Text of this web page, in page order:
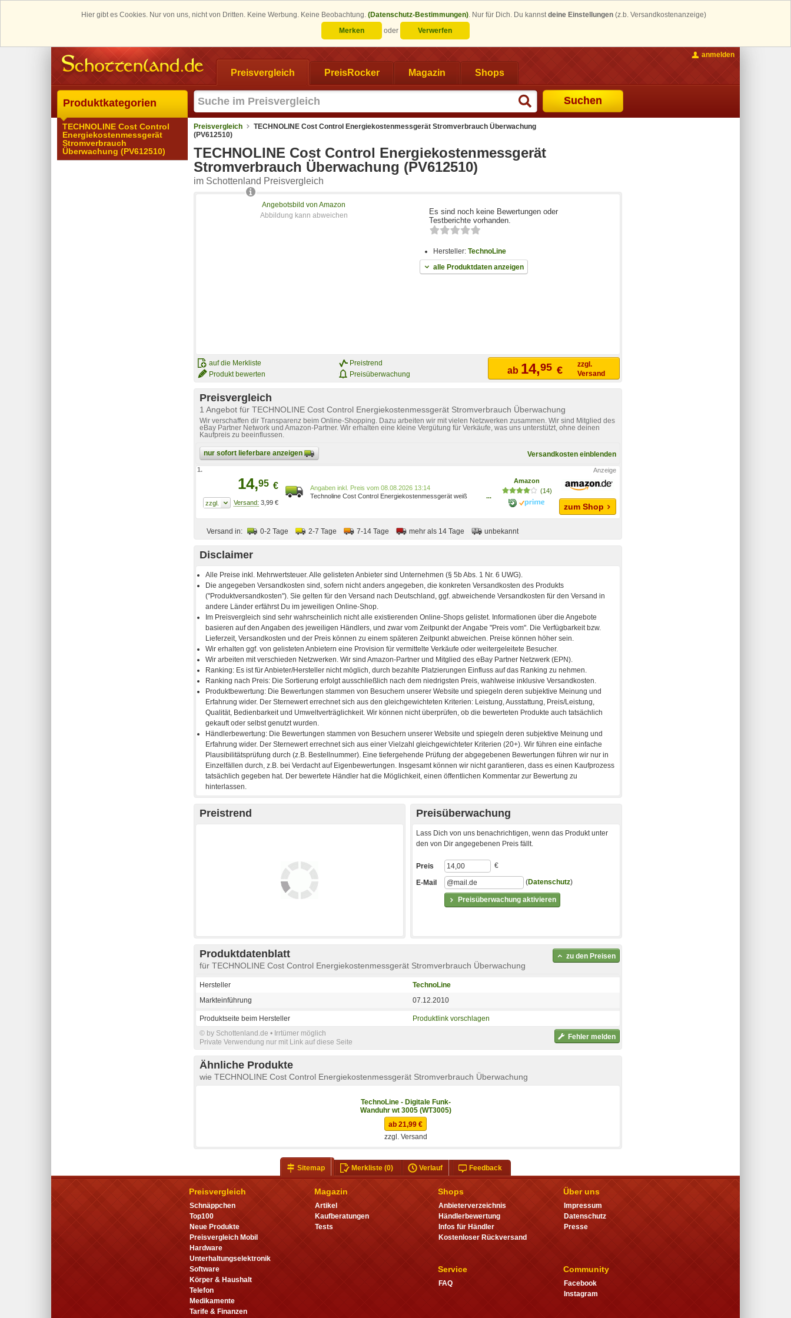
Hier gibt es Cookies. Nur von uns, nicht von Dritten. Keine Werbung. Keine Beobachtung. (Datenschutz-Bestimmungen). Nur für Dich. Du kannstdeine Einstellungen (z.b. Versandkostenanzeige)
Merken
oder Verwerfen
Preisvergleich PreisRocker Magazin Shops
Suchen
anmelden
Produktkategorien
TECHNOLINE Cost Control
Energiekostenmessgerät
Stromverbrauch
Überwachung (PV612510)
Preisvergleich
TECHNOLINE Cost Control Energiekostenmessgerät Stromverbrauch Überwachung
(PV612510)
TECHNOLINE Cost Control Energiekostenmessgerät
Stromverbrauch Überwachung (PV612510)
im Schottenland Preisvergleich
Angebotsbild von Amazon
Es sind noch keine Bewertungen oder
Testberichte vorhanden.
Hersteller:TechnoLine
alle Produktdaten anzeigen
auf die Merkliste
Produkt bewerten
Preistrend
Preisüberwachung
ab 14,95 €
zzgl.
Versand
Preisvergleich
1 Angebot für TECHNOLINE Cost Control Energiekostenmessgerät Stromverbrauch Überwachung
Wir verschaffen dir Transparenz beim Online-Shopping. Dazu arbeiten wir mit vielen Netzwerken zusammen. Wir sind Mitglied des
eBay Partner Network und Amazon-Partner. Wir erhalten eine kleine Vergütung für Verkäufe, was uns unterstützt, ohne deinen
Kaufpreis zu beeinflussen.
nur sofort lieferbare anzeigen Versandkosten einblenden
1.
14,95 €
3,99 €
Preis vom 08.08.2026 13:14
Technoline Cost Control Energiekostenmessgerät weiß
...
Amazon
(14)
zum Shop
Versand in: 0-2 Tage 2-7 Tage 7-14 Tage mehr als 14 Tage unbekannt
Disclaimer
Preistrend Preisüberwachung
Lass Dich von uns benachrichtigen, wenn das Produkt unter
den von Dir angegebenen Preis fällt.
Preisüberwachung aktivieren
Preis €
E-Mail (Datenschutz)
Produktdatenblatt
für TECHNOLINE Cost Control Energiekostenmessgerät Stromverbrauch Überwachung
zu den Preisen
Hersteller
TechnoLine
Markteinführung
07.12.2010
Produktseite beim Hersteller Produktlink vorschlagen
Fehler melden
© by Schottenland.de • Irrtümer möglich
Private Verwendung nur mit Link auf diese Seite
Ähnliche Produkte
wie TECHNOLINE Cost Control Energiekostenmessgerät Stromverbrauch Überwachung
TechnoLine - Digitale Funk-
Wanduhr wt 3005 (WT3005)
ab 21,99 €
zzgl. Versand
Sitemap Merkliste(0) Verlauf Feedback
Preisvergleich
Schnäppchen
Top100
Neue Produkte
Preisvergleich Mobil
Hardware
Unterhaltungselektronik
Software
Körper & Haushalt
Telefon
Medikamente
Tarife & Finanzen
Magazin
Artikel
Kaufberatungen
Tests
Shops
Anbieterverzeichnis
Händlerbewertung
Infos für Händler
Kostenloser Rückversand
Service
FAQ
Über uns
Impressum
Datenschutz
Presse
Community
Facebook
Instagram